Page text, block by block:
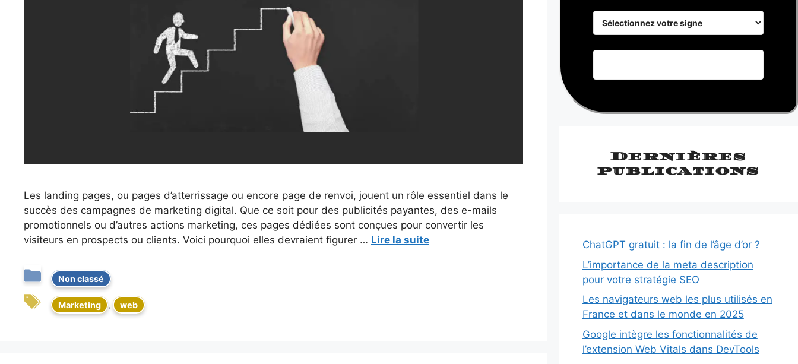
Les landing pages, ou pages d’atterrissage ou encore page de renvoi, jouent un rôle essentiel dans le
succès des campagnes de marketing digital. Que ce soit pour des publicités payantes, des e-mails
promotionnels ou d’autres actions marketing, ces pages dédiées sont conçues pour convertir les
visiteurs en prospects ou clients. Voici pourquoi elles devraient figurer … Lire la suite
Non classé
Marketing , web
Dernières
publications
ChatGPT gratuit : la fin de l’âge d’or ?
L’importance de la meta description
pour votre stratégie SEO
Les navigateurs web les plus utilisés en
France et dans le monde en 2025
Google intègre les fonctionnalités de
l’extension Web Vitals dans DevTools